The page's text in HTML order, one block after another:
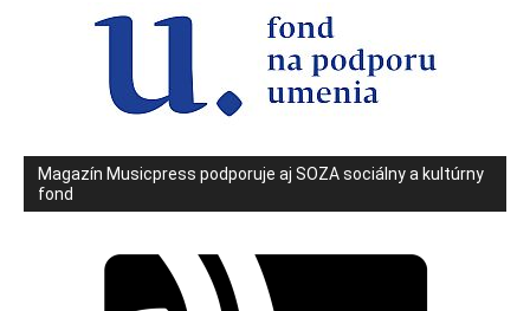
Magazín Musicpress podporuje aj SOZA sociálny a kultúrny
fond